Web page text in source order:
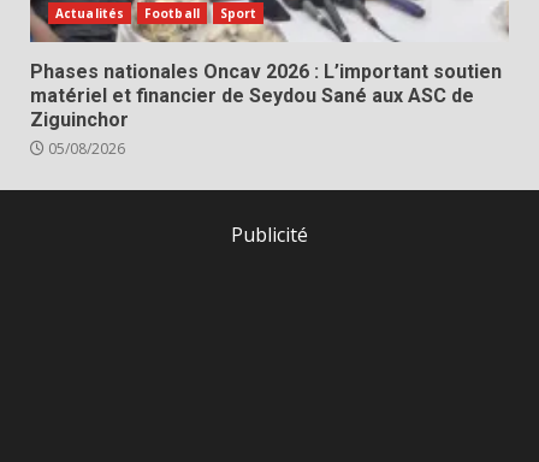
Actualités Football Sport
Phases nationales Oncav 2026 : L’important soutien
matériel et financier de Seydou Sané aux ASC de
Ziguinchor
05/08/2026
Publicité